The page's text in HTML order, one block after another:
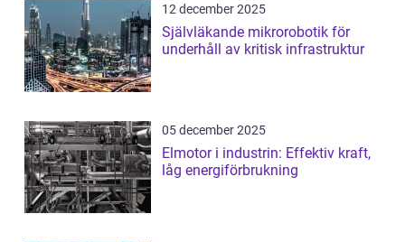
12 december 2025
Självläkande mikrorobotik för
underhåll av kritisk infrastruktur
05 december 2025
Elmotor i industrin: Effektiv kraft,
låg energiförbrukning